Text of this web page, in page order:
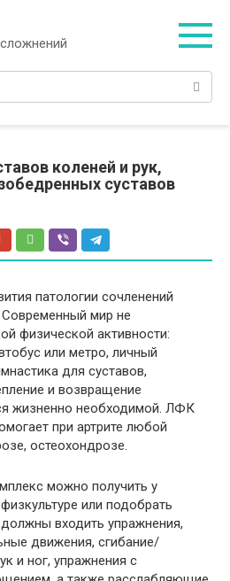
коленей и рук,
суставов
патологии сочленений
Современный мир не
физической активности:
или метро, личный
для суставов,
и возвращение
жизненно необходимой. ЛФК
при артрите любой
остеохондрозе.
можно получить у
или подобрать
входить упражнения,
движения, сгибание/
и ног, упражнения с